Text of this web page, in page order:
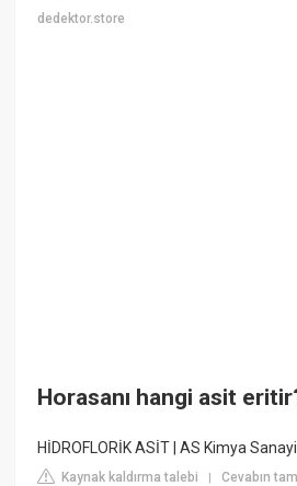
dedektor.store
Horasanı hangi asit
HİDROFLORİK ASİT | AS Kimya
Kaynak kaldırma talebi |Cevabın